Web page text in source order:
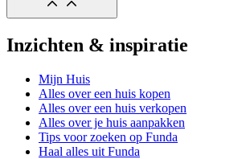
Inzichten & inspiratie
Mijn Huis
Alles over een huis kopen
Alles over een huis verkopen
Alles over je huis aanpakken
Tips voor zoeken op Funda
Haal alles uit Funda